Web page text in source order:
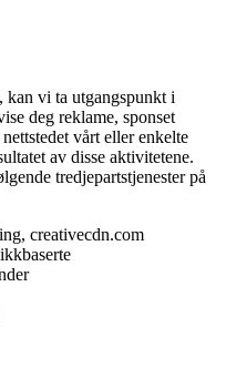
kan vi ta utgangspunkt i
deg reklame, sponset
vårt eller enkelte
av disse aktivitetene.
tredjepartstjenester på
creativecdn.com